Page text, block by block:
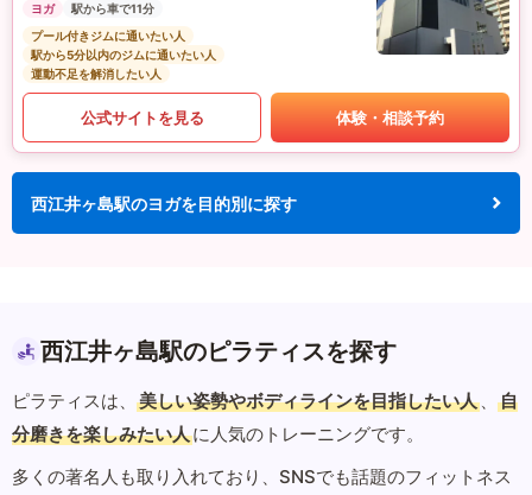
ヨガ
駅から車で11分
プール付きジムに通いたい人
駅から5分以内のジムに通いたい人
運動不足を解消したい人
公式サイトを見る 体験・相談予約
西江井ヶ島駅のヨガを目的別に探す
西江井ヶ島駅のピラティスを探す
ピラティスは、 美しい姿勢やボディラインを目指したい人 、
自
分磨きを楽しみたい人に人気のトレーニングです。
多くの著名人も取り入れており、SNSでも話題のフィットネス